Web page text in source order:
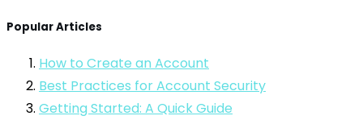
Popular Articles
How to Create an Account
Best Practices for Account Security
Getting Started: A Quick Guide